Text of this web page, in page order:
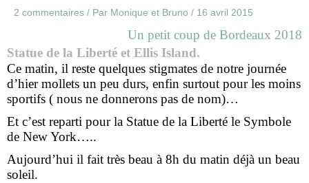
2 commentaires / Par Monique et Bruno / 16 avril 2015
Un petit coup de Bordeaux 2018
Statue de la Liberté et Ellis Island.
Ce matin, il reste quelques stigmates de notre journée
d’hier mollets un peu durs, enfin surtout pour les moins
sportifs ( nous ne donnerons pas de nom)…
Et c’est reparti pour la Statue de la Liberté le Symbole
de New York…..
Aujourd’hui il fait très beau à 8h du matin déjà un beau
soleil.